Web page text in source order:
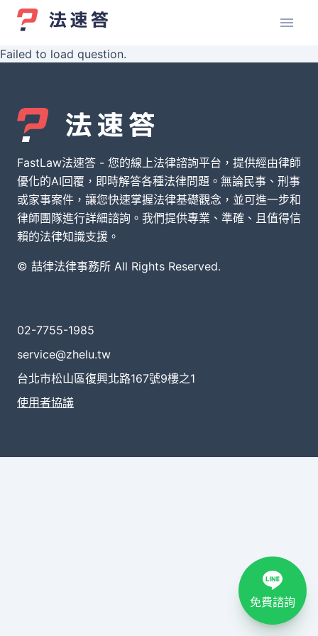
Failed to load question.
FastLaw法速答 - 您的線上法律諮詢平台，提供經由律師
優化的AI回覆，即時解答各種法律問題。無論民事、刑事
或家事案件，讓您快速掌握法律基礎觀念，並可進一步和
律師團隊進行詳細諮詢。我們提供專業、準確、且值得信
賴的法律知識支援。
© 喆律法律事務所 All Rights Reserved.
02-7755-1985
service@zhelu.tw
台北市松山區復興北路167號9樓之1
使用者協議
免費諮詢